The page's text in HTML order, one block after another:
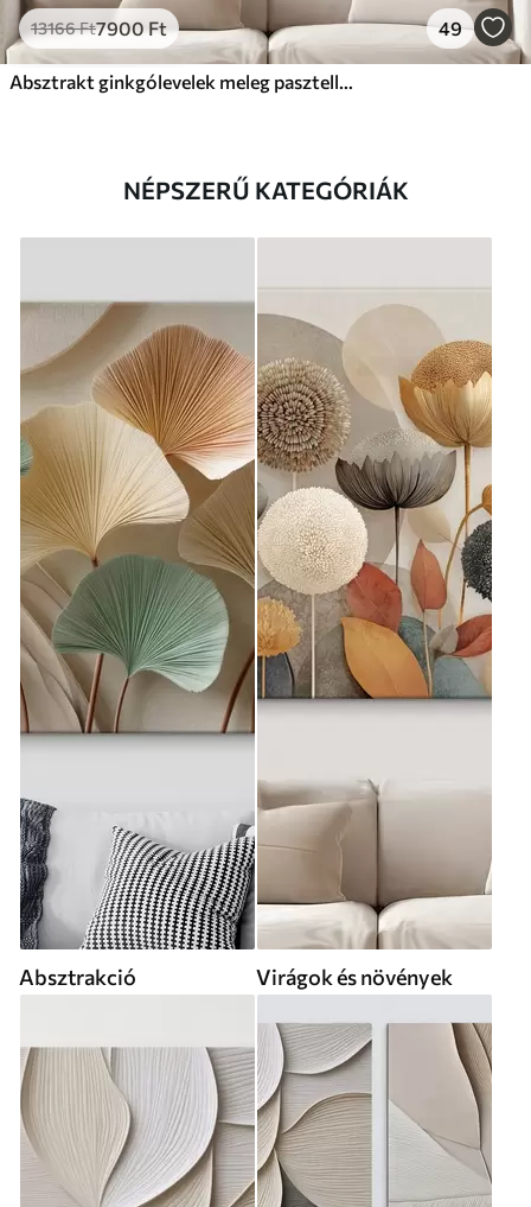
13166Ft7900Ft 49
Absztrakt ginkgólevelek meleg pasztell színekben
NÉPSZERŰ KATEGÓRIÁK
Absztrakció Virágok és növények